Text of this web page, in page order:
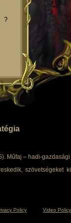
?
Műfaj – hadi-
szövetségeket
Policy Video Policy